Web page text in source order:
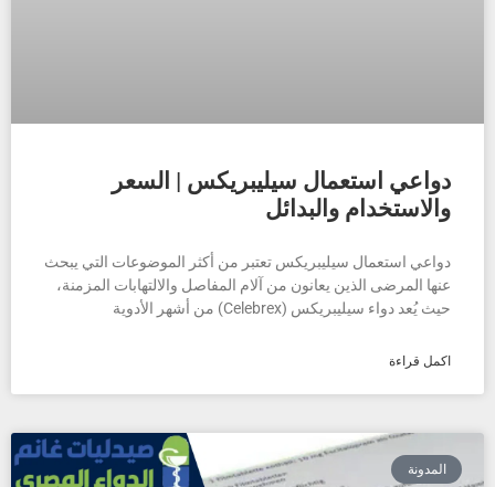
دواعي استعمال سيليبريكس | السعر
والاستخدام والبدائل
دواعي استعمال سيليبريكس تعتبر من أكثر الموضوعات التي يبحث
عنها المرضى الذين يعانون من آلام المفاصل والالتهابات المزمنة،
حيث يُعد دواء سيليبريكس (Celebrex) من أشهر الأدوية
اكمل قراءة
المدونة